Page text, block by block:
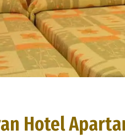
Hotel